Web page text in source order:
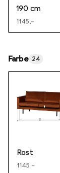
190 cm
EUR
1145,–
Farbe 24
Rost
EUR
1145,–